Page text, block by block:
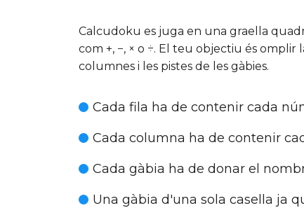
Calcudoku es juga en una graella
com +, −, × o ÷. El teu objectiu és
columnes i les pistes de les gàbies.
Cada fila ha de contenir cada
Cada columna ha de contenir
Cada gàbia ha de donar el
Una gàbia d'una sola casella ja